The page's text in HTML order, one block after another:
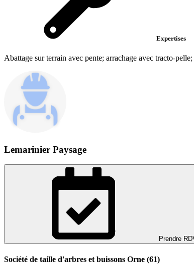
Expertises
Abattage sur terrain avec pente; arrachage avec tracto-
Lemarinier Paysage
Prendre
Société de taille d'arbres et buissons Orne (61)